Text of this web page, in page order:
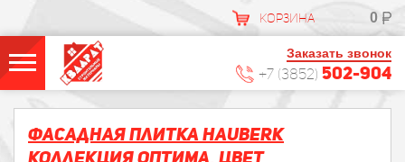
КОРЗИНА 0
Заказать звонок
+7 (3852) 502-904
Фасадная плитка HAUBERK
Коллекция Оптима, цвет